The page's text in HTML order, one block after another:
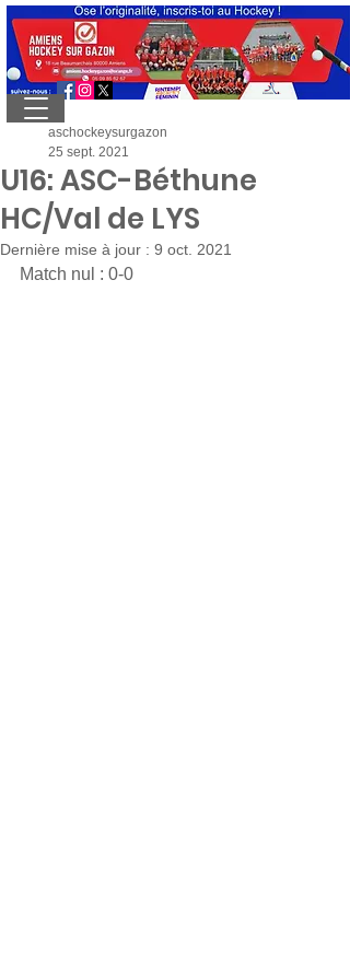
U16: ASC-Béthune
HC/Val de LYS
aschockeysurgazon
25 sept. 2021
Dernière mise à jour : 9 oct. 2021
Match nul : 0-0